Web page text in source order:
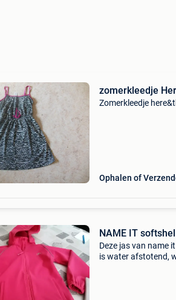
zomerkleedje
Zomerkleedje
Ophalen of
NAME IT
Deze jas van name
is water afstotend,